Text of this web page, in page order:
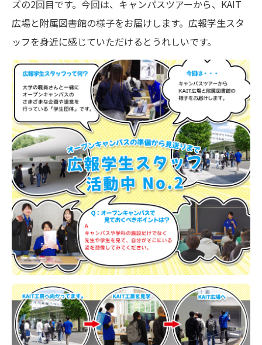
ズの2回目です。今回は、キャンパスツアーから、KAIT
広場と附属図書館の様子をお届けします。広報学生スタ
ッフを身近に感じていただけるとうれしいです。